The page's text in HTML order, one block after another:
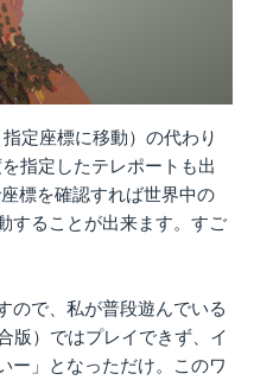
定座標に移動）の代わり
指定したテレポートも出
標を確認すれば世界中の
することが出来ます。すご
ので、私が普段遊んでいる
版）ではプレイできず、イ
ー」となっただけ。このワ